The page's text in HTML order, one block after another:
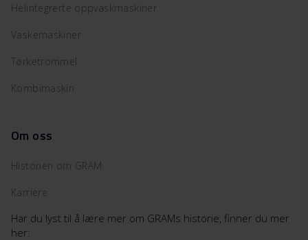
Helintegrerte oppvaskmaskiner
Vaskemaskiner
Tørketrommel
Kombimaskin
Om oss
Historien om GRAM
Karriere
Har du lyst til å lære mer om GRAMs historie, finner du mer
her: